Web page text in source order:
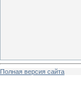
Полная версия сайта